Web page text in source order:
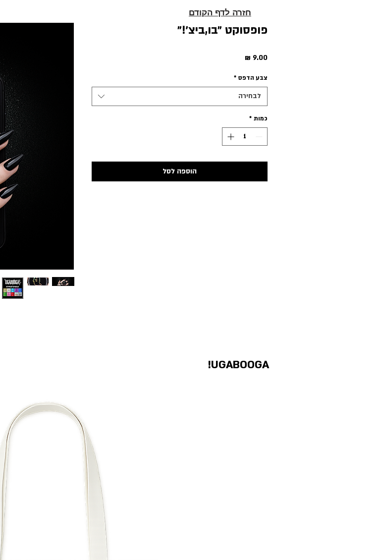
פופסוקט ״בו,ביצ׳!״
צבע הדפס *
לבחירה
כמות *
הוספה לסל
חזרה לדף הקודם
UGABOOGA!